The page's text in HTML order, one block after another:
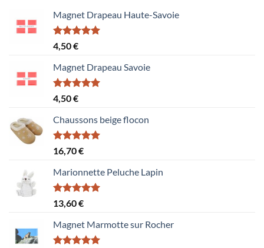
Magnet Drapeau Haute-Savoie
Note5.00
sur 5
4,50€
Magnet Drapeau Savoie
Note5.00
sur 5
4,50€
Chaussons beige flocon
Note5.00
sur 5
16,70€
Marionnette Peluche Lapin
Note5.00
sur 5
13,60€
Magnet Marmotte sur Rocher